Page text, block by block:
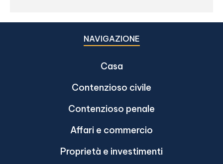
NAVIGAZIONE
Casa
Contenzioso civile
Contenzioso penale
Affari e commercio
Proprietà e investimenti